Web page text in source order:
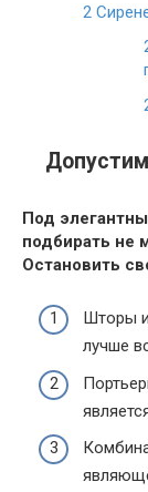
2
Под
подбирать не
Остановить
Шторы
лучше